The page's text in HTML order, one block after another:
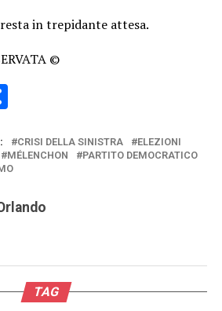
in trepidante attesa.
©
Condividi
CRISI DELLA SINISTRA
ELEZIONI
MÉLENCHON
PARTITO DEMOCRATICO
TAG